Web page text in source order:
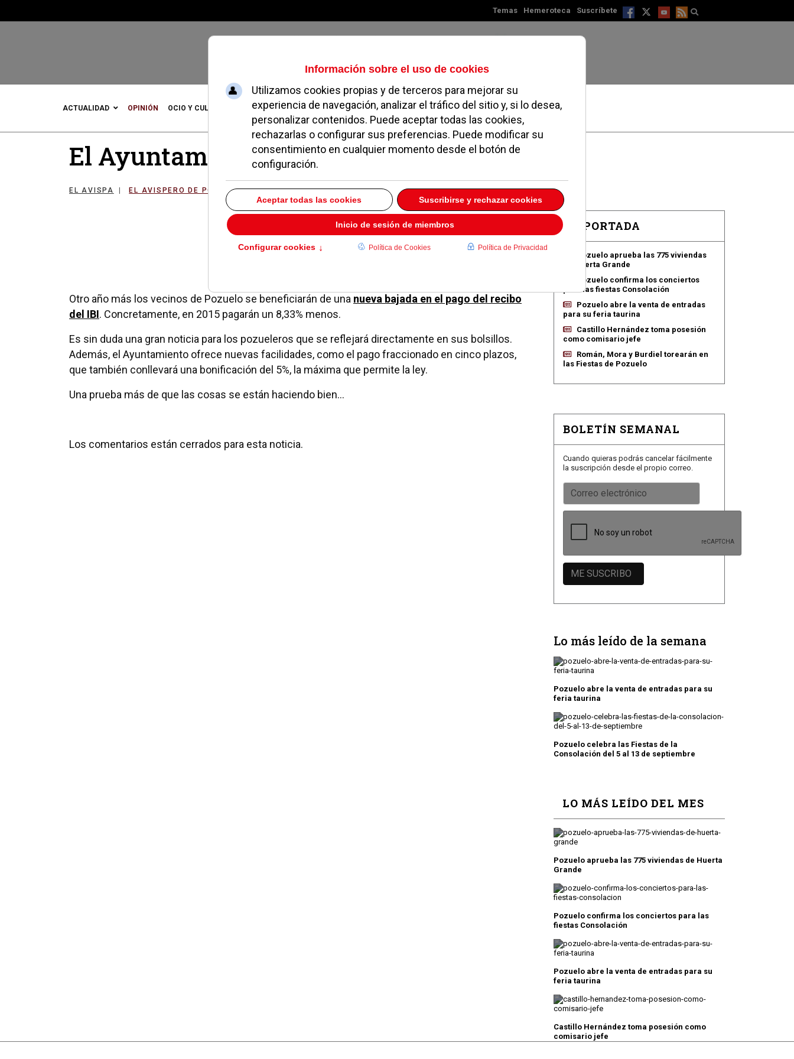
Temas Hemeroteca Suscríbete
Viernes, 07 de agosto de 2026
ACTUALIDAD OPINIÓN OCIO Y CULTURA DEPORTES MADRID NOROESTE SOCIEDAD MAGAZINE SERVICIOS
El Ayuntamiento vuelve a bajar el IBI
EL AVISPA EL AVISPERO DE POZUELO 15 SEPTIEMBRE 2014
Otro año más los vecinos de Pozuelo se beneficiarán de una nueva bajada en el pago del recibo
del IBI. Concretamente, en 2015 pagarán un 8,33% menos.
Es sin duda una gran noticia para los pozueleros que se reflejará directamente en sus bolsillos.
Además, el Ayuntamiento ofrece nuevas facilidades, como el pago fraccionado en cinco plazos,
que también conllevará una bonificación del 5%, la máxima que permite la ley.
Una prueba más de que las cosas se están haciendo bien...
Los comentarios están cerrados para esta noticia.
EN PORTADA
Pozuelo aprueba las 775 viviendas
de Huerta Grande
Pozuelo confirma los conciertos
para las fiestas Consolación
Pozuelo abre la venta de entradas
para su feria taurina
Castillo Hernández toma posesión
como comisario jefe
Román, Mora y Burdiel torearán en
las Fiestas de Pozuelo
BOLETÍN SEMANAL
Cuando quieras podrás cancelar fácilmente
la suscripción desde el propio correo.
Lo más leído de la semana
Pozuelo abre la venta de entradas para su
feria taurina
Pozuelo celebra las Fiestas de la
Consolación del 5 al 13 de septiembre
LO MÁS LEÍDO DEL MES
Pozuelo aprueba las 775 viviendas de Huerta
Grande
Pozuelo confirma los conciertos para las
fiestas Consolación
Pozuelo abre la venta de entradas para su
feria taurina
Castillo Hernández toma posesión como
comisario jefe